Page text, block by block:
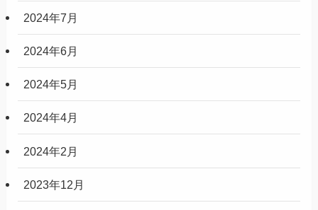
2024年7月
2024年6月
2024年5月
2024年4月
2024年2月
2023年12月